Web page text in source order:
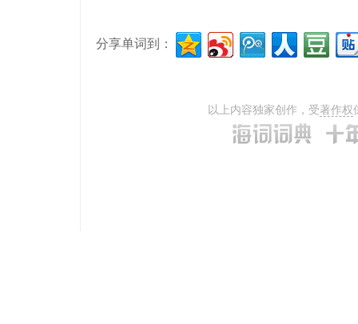
分享单词到：
以上内容独家创作，受著作权